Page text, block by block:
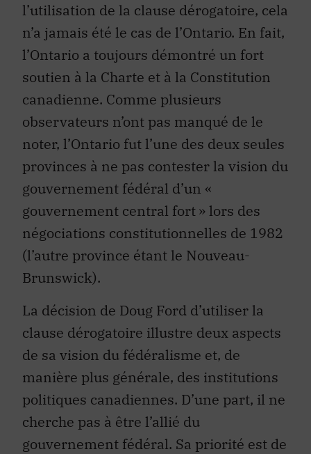
l’utilisation de la clause dérogatoire, cela
n’a jamais été le cas de l’Ontario. En fait,
l’Ontario a toujours démontré un fort
soutien à la Charte et à la Constitution
canadienne. Comme plusieurs
observateurs n’ont pas manqué de le
noter, l’Ontario fut l’une des deux seules
provinces à ne pas contester la vision du
gouvernement fédéral d’un «
gouvernement central fort » lors des
négociations constitutionnelles de 1982
(l’autre province étant le Nouveau-
Brunswick).
La décision de Doug Ford d’utiliser la
clause dérogatoire illustre deux aspects
de sa vision du fédéralisme et, de
manière plus générale, des institutions
politiques canadiennes. D’une part, il ne
cherche pas à être l’allié du
gouvernement fédéral. Sa priorité est de